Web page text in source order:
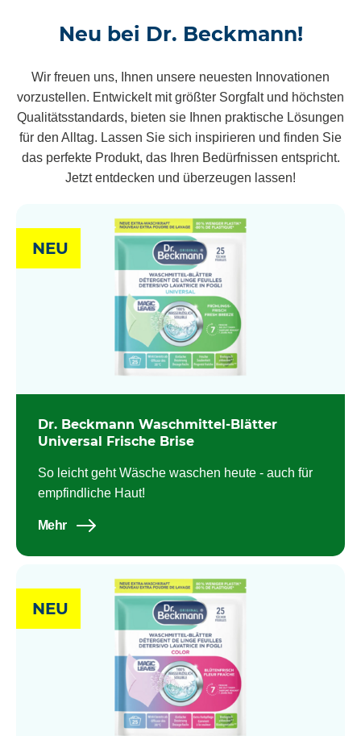
Neu bei Dr. Beckmann!
Wir freuen uns, Ihnen unsere neuesten Innovationen
vorzustellen. Entwickelt mit größter Sorgfalt und höchsten
Qualitätsstandards, bieten sie Ihnen praktische Lösungen
für den Alltag. Lassen Sie sich inspirieren und finden Sie
das perfekte Produkt, das Ihren Bedürfnissen entspricht.
Jetzt entdecken und überzeugen lassen!
NEU
Dr. Beckmann Waschmittel-Blätter
Universal Frische Brise
So leicht geht Wäsche waschen heute - auch für
empfindliche Haut!
Mehr
NEU